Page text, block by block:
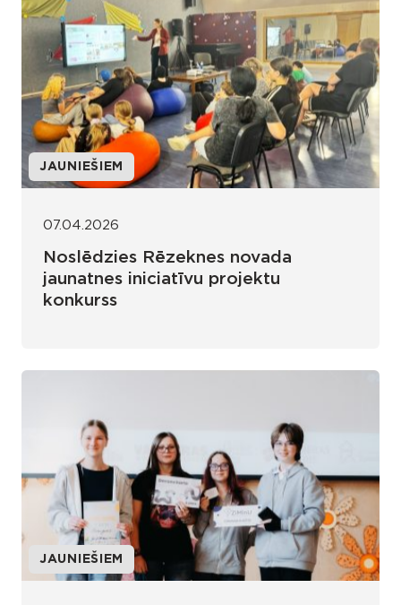
JAUNIEŠIEM
07.04.2026
Noslēdzies Rēzeknes novada
jaunatnes iniciatīvu projektu
konkurss
JAUNIEŠIEM